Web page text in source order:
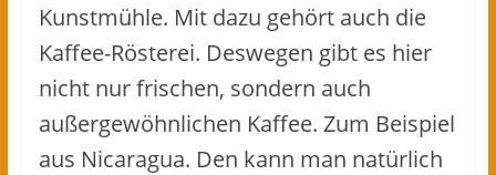
Kunstmühle. Mit dazu gehört auch die
Kaffee-Rösterei. Deswegen gibt es hier
nicht nur frischen, sondern auch
außergewöhnlichen Kaffee. Zum Beispiel
aus Nicaragua. Den kann man natürlich